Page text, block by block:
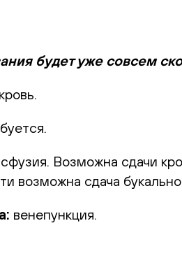
будет уже совсем
Возможна сдачи
возможна сдача
венепункция.